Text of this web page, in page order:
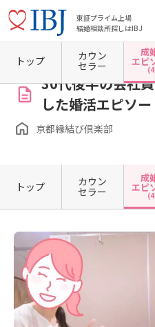
東証プライム上場
結婚相談所探しはIBJ
ホーム 京都府の結婚相談所 京都府京都
30代後半の会社
した婚活エピソ
京都縁結び倶楽部
トップ カウン
セラー
成
エピ
トップ カウン
セラー
成
エピ